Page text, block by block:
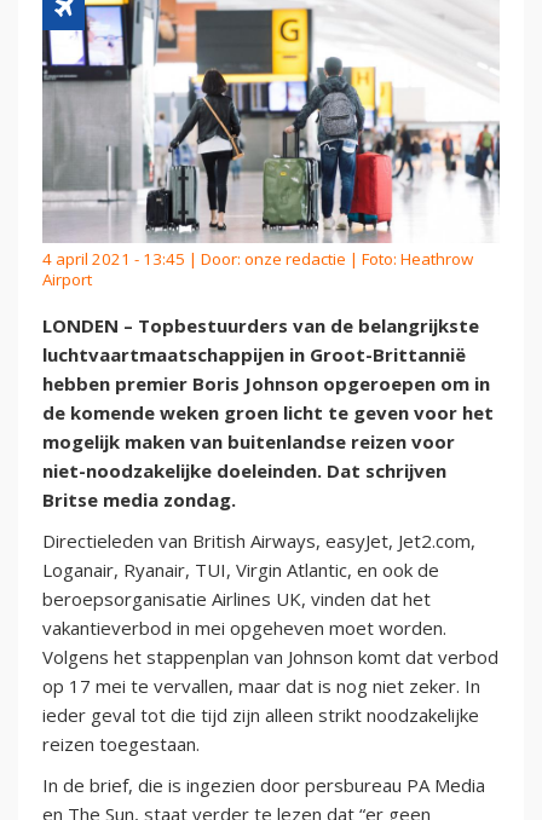
4 april 2021 - 13:45 | Door: onze redactie | Foto: Heathrow
Airport
LONDEN – Topbestuurders van de belangrijkste
luchtvaartmaatschappijen in Groot-Brittannië
hebben premier Boris Johnson opgeroepen om in
de komende weken groen licht te geven voor het
mogelijk maken van buitenlandse reizen voor
niet-noodzakelijke doeleinden. Dat schrijven
Britse media zondag.
Directieleden van British Airways, easyJet, Jet2.com,
Loganair, Ryanair, TUI, Virgin Atlantic, en ook de
beroepsorganisatie Airlines UK, vinden dat het
vakantieverbod in mei opgeheven moet worden.
Volgens het stappenplan van Johnson komt dat verbod
op 17 mei te vervallen, maar dat is nog niet zeker. In
ieder geval tot die tijd zijn alleen strikt noodzakelijke
reizen toegestaan.
In de brief, die is ingezien door persbureau PA Media
en The Sun, staat verder te lezen dat “er geen